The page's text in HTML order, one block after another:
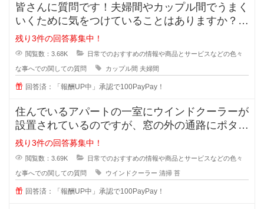
皆さんに質問です！夫婦間やカップル間でうまく
いくために気をつけていることはありますか？
私は夫と結婚10年目ですが
残り3件の回答募集中！
閲覧数：3.68K 日常でのおすすめの情報や商品とサービスなどの色々
な事へでの関しての質問 カップル間 夫婦間
回答済：「報酬UP中」承認で100PayPay！
住んでいるアパートの一室にウインドクーラーが
設置されているのですが、窓の外の通路にポタポ
タ水が流れるので、すぐに緑のコケ
残り3件の回答募集中！
閲覧数：3.69K 日常でのおすすめの情報や商品とサービスなどの色々
な事へでの関しての質問 ウインドクーラー 清掃 苔
回答済：「報酬UP中」承認で100PayPay！